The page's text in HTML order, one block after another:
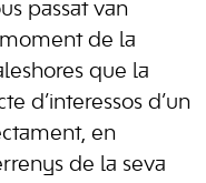
passat van
de la
que la
d’interessos d’un
en
de la seva